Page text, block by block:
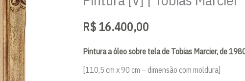
R$16.400,00
Pintura a óleo sobre tela de Tobias Marcier, de
[110,5 cm x 90 cm – dimensão com moldura]